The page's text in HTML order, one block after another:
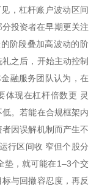
，杠杆账户波动区间
分投资者在早期更关注
阶段叠加高波动的阶
之后，开始主动控制
融服务团队认为，在
体现在杠杆倍数更 灵
。若能在合规框架内
因误解机制而产生不
行区间收 窄但个股分
垫，就可能在1–3个交
与回撤容忍度，再反